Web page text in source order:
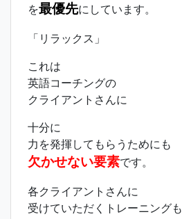
を最優先にしています。
「リラックス」
これは
英語コーチングの
クライアントさんに
十分に
力を発揮してもらうためにも
欠かせない要素です。
各クライアントさんに
受けていただくトレーニングも